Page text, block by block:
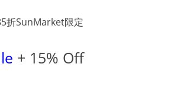
折SunMarket限定
+ 15% Off